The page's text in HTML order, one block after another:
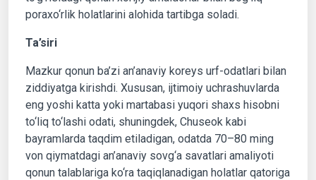
poraxo‘rlik holatlarini alohida tartibga soladi.
Ta’siri
Mazkur qonun ba’zi an’anaviy koreys urf-odatlari bilan
ziddiyatga kirishdi. Xususan, ijtimoiy uchrashuvlarda
eng yoshi katta yoki martabasi yuqori shaxs hisobni
to‘liq to‘lashi odati, shuningdek, Chuseok kabi
bayramlarda taqdim etiladigan, odatda 70–80 ming
von qiymatdagi an’anaviy sovg‘a savatlari amaliyoti
qonun talablariga ko‘ra taqiqlanadigan holatlar qatoriga